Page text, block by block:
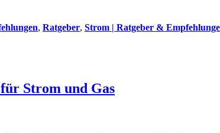
, Ratgeber, Strom | Ratgeber &
Strom und Gas